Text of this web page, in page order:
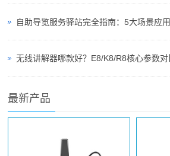
自助导览服务驿站完全指南：5大场景应用
最新产品